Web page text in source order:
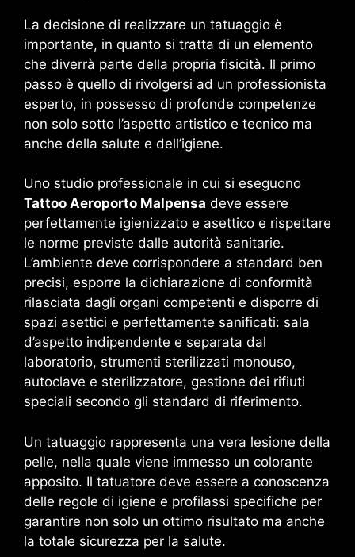
La decisione di realizzare un tatuaggio è
importante, in quanto si tratta di un elemento
che diverrà parte della propria fisicità. Il primo
passo è quello di rivolgersi ad un professionista
esperto, in possesso di profonde competenze
non solo sotto l’aspetto artistico e tecnico ma
anche della salute e dell’igiene.
Uno studio professionale in cui si eseguono
Tattoo Aeroporto Malpensa deve essere
perfettamente igienizzato e asettico e rispettare
le norme previste dalle autorità sanitarie.
L’ambiente deve corrispondere a standard ben
precisi, esporre la dichiarazione di conformità
rilasciata dagli organi competenti e disporre di
spazi asettici e perfettamente sanificati: sala
d’aspetto indipendente e separata dal
laboratorio, strumenti sterilizzati monouso,
autoclave e sterilizzatore, gestione dei rifiuti
speciali secondo gli standard di riferimento.
Un tatuaggio rappresenta una vera lesione della
pelle, nella quale viene immesso un colorante
apposito. Il tatuatore deve essere a conoscenza
delle regole di igiene e profilassi specifiche per
garantire non solo un ottimo risultato ma anche
la totale sicurezza per la salute.